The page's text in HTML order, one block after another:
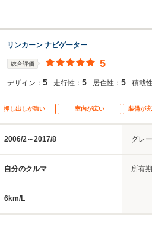
リンカーン ナビゲーター
総合評価 5
デザイン： 5 走行性： 5 居住性： 5 積載
押し出しが強い 室内が広い 装備が
2006/2～2017/8 グレ
自分のクルマ 所有
6km/L